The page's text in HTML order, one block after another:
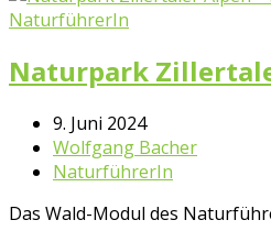
NaturführerIn
Naturpark
9. Juni 2024
Wolfgang Bacher
NaturführerIn
Das Wald-Modul des